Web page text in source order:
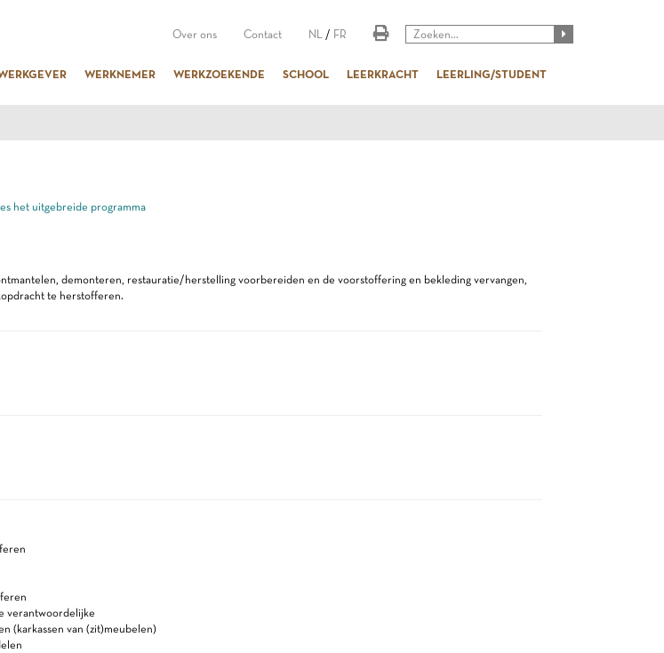
Over ons Contact NL / FR
WERKNEMER WERKZOEKENDE SCHOOL LEERKRACHT LEERLING/STUDENT
het uitgebreide programma
demonteren, restauratie/herstelling voorbereiden en de voorstoffering en bekleding vervangen,
te herstofferen.
verantwoordelijke
(karkassen van (zit)meubelen)